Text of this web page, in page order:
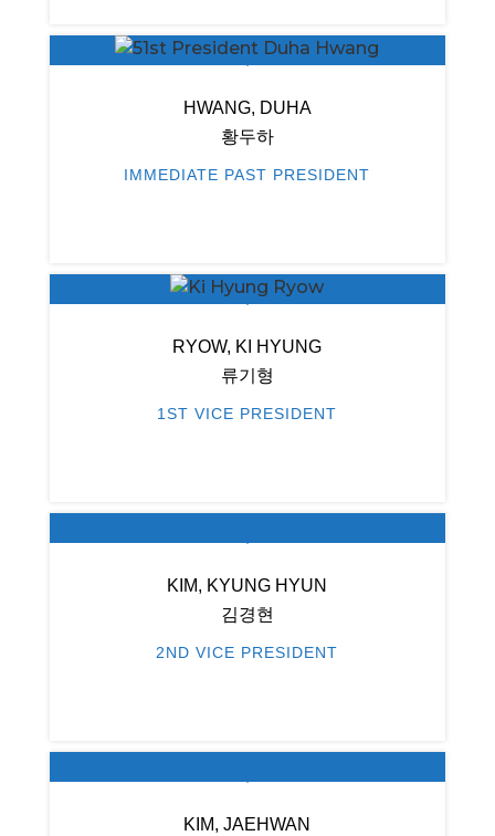
HWANG, DUHA
황두하
IMMEDIATE PAST PRESIDENT
RYOW, KI HYUNG
류기형
1ST VICE PRESIDENT
KIM, KYUNG HYUN
김경현
2ND VICE PRESIDENT
KIM, JAEHWAN